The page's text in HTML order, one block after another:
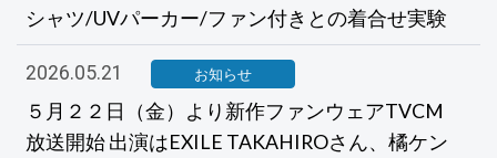
シャツ/UVパーカー/ファン付きとの着合せ実験
2026.05.21 お知らせ
５月２２日（金）より新作ファンウェアTVCM
放送開始 出演はEXILE TAKAHIROさん、橘ケン